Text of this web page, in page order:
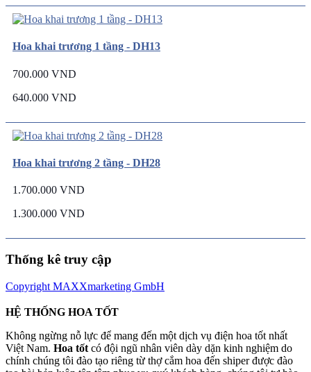
Hoa khai trương 1 tầng - DH13
700.000 VND
640.000 VND
Hoa khai trương 2 tầng - DH28
1.700.000 VND
1.300.000 VND
Thống kê truy cập
Copyright MAXXmarketing GmbH
HỆ THỐNG HOA TỐT
Không ngừng nỗ lực để mang đến một dịch vụ điện hoa tốt nhất
Việt Nam. Hoa tốt có đội ngũ nhân viên dày dặn kinh nghiệm do
chính chúng tôi đào tạo riêng từ thợ cắm hoa đến shiper được đào